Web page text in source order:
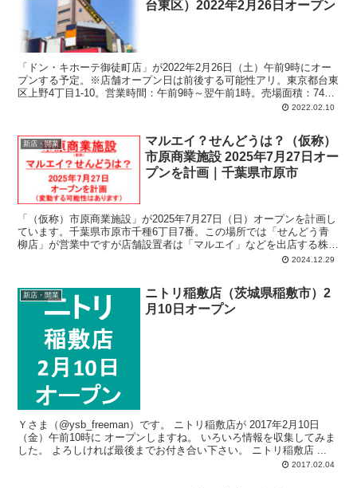
台東区）2022年2月26日オープン
「ドン・キホーテ御徒町店」が2022年2月26日（土）午前9時にオー
プンする予定。※店舗オープン日は前後する可能性アリ。東京都台東
区上野4丁目1-10。営業時間：午前9時～翌午前1時。売場面積：741.1
平方メートル。営業施設は地下1階から地上5階部分。ドンキ初、対
2022.02.10
新店・開業
マルエイ？せんどうは？（仮称）
市原商業施設 2025年7月27日オー
プンを計画｜千葉県市原市
「（仮称）市原商業施設」が2025年7月27日（日）オープンを計画し
ています。千葉県市原市千種6丁目7番。この場所では「せんどう青
柳店」が営業中ですが店舗設置者は「マルエイ」などを出店する株式
会社ジョイマート。計画では、店舗面積：1,202平方メートル、駐車
2024.12.29
新店・開業
ニトリ稲敷店（茨城県稲敷市）2
月10日オープン
Ｙさま（@ysb_freeman）です。 ニトリ稲敷店が 2017年2月10日
（金）午前10時に オープンしますね。 いろいろ情報を収集してみま
した。 よろしければ最後までお付き合い下さい。 ニトリ稲敷店 ...
2017.02.04